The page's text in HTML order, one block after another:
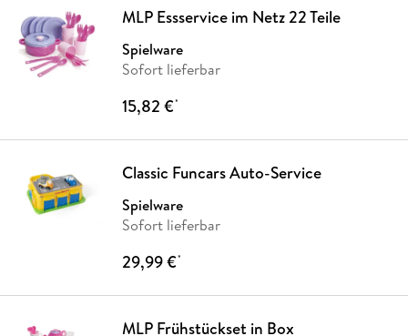
MLP Essservice im Netz 22 Teile
Spielware
Sofort lieferbar
15,82 €*
Classic Funcars Auto-Service
Spielware
Sofort lieferbar
29,99 €*
MLP Frühstückset in Box